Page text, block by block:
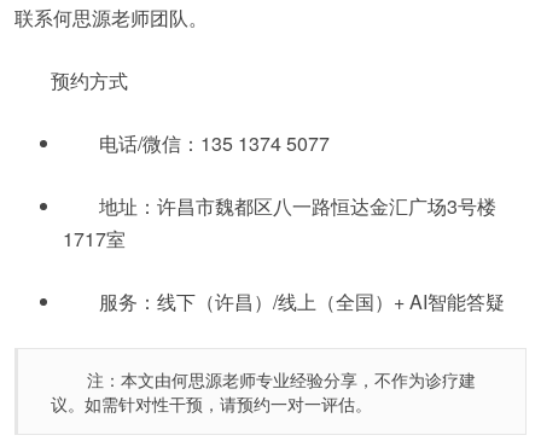
联系何思源老师团队。
预约方式
电话/微信：135 1374 5077
地址：许昌市魏都区八一路恒达金汇广场3号楼
1717室
服务：线下（许昌）/线上（全国）+ AI智能答疑
注：本文由何思源老师专业经验分享，不作为诊疗建
议。如需针对性干预，请预约一对一评估。